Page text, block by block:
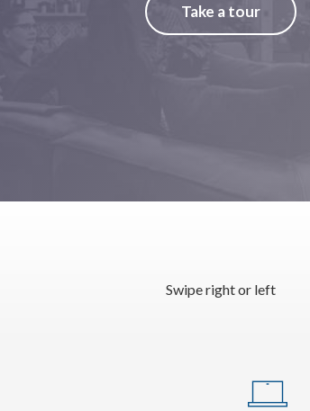
Take a tour
Swipe right or left